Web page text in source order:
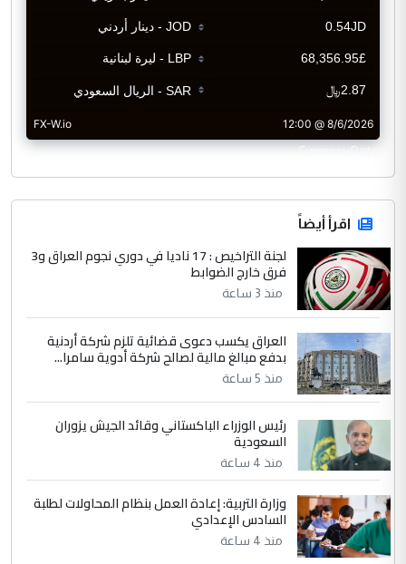
CurrencyRate
اقرأ أيضاً
لجنة التراخيص : 17 ناديا في دوري نجوم العراق و3
فرق خارج الضوابط
منذ 3 ساعة
العراق يكسب دعوى قضائية تلزم شركة أردنية
بدفع مبالغ مالية لصالح شركة أدوية سامرا...
منذ 5 ساعة
رئيس الوزراء الباكستاني وقائد الجيش يزوران
السعودية
منذ 4 ساعة
وزارة التربية: إعادة العمل بنظام المحاولات لطلبة
السادس الإعدادي
منذ 4 ساعة